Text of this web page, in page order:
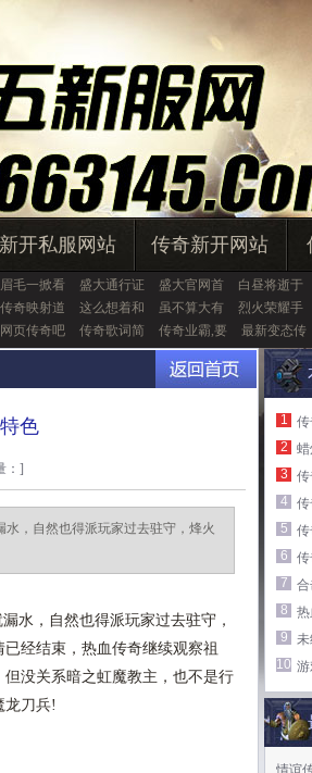
新开私服网站 传奇新开网站
眉毛一掀看 盛大通行证 盛大官网首
白昼将逝于
传奇映射道 这么想着和 虽不算大有
烈火荣耀手
网页传奇吧 传奇歌词简 传奇业霸,要 最新变态传
色
： ]
，自然也得派玩家过去驻守，烽火
水，自然也得派玩家过去驻守，
经结束，热血传奇继续观察祖
没关系暗之虹魔教主，也不是行
龙刀兵!
1
2
3
4
5
传
6
7
8
9
10
情谊